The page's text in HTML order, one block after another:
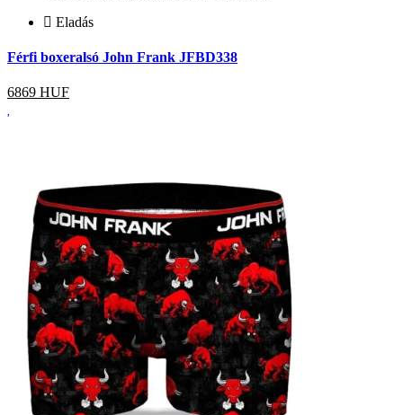
Eladás
Férfi boxeralsó John Frank JFBD338
6869 HUF